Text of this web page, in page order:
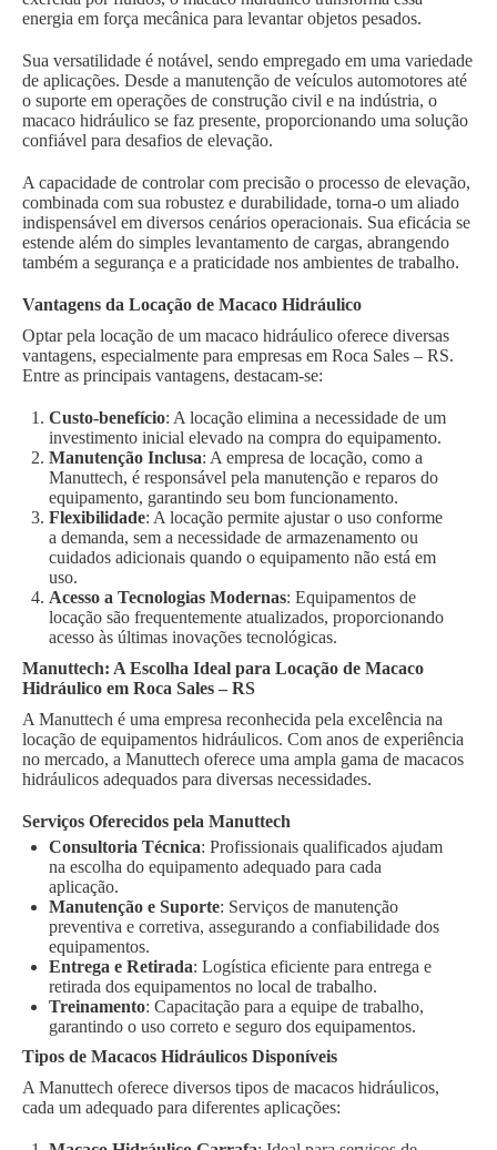
energia em força mecânica para levantar objetos pesados.
Sua versatilidade é notável, sendo empregado em uma variedade
de aplicações. Desde a manutenção de veículos automotores até
o suporte em operações de construção civil e na indústria, o
macaco hidráulico se faz presente, proporcionando uma solução
confiável para desafios de elevação.
A capacidade de controlar com precisão o processo de elevação,
combinada com sua robustez e durabilidade, torna-o um aliado
indispensável em diversos cenários operacionais. Sua eficácia se
estende além do simples levantamento de cargas, abrangendo
também a segurança e a praticidade nos ambientes de trabalho.
Vantagens da Locação de Macaco Hidráulico
Optar pela locação de um macaco hidráulico oferece diversas
vantagens, especialmente para empresas em Roca Sales – RS.
Entre as principais vantagens, destacam-se:
Custo-benefício: A locação elimina a necessidade de um
investimento inicial elevado na compra do equipamento.
Manutenção Inclusa: A empresa de locação, como a
Manuttech, é responsável pela manutenção e reparos do
equipamento, garantindo seu bom funcionamento.
Flexibilidade: A locação permite ajustar o uso conforme
a demanda, sem a necessidade de armazenamento ou
cuidados adicionais quando o equipamento não está em
uso.
Acesso a Tecnologias Modernas: Equipamentos de
locação são frequentemente atualizados, proporcionando
acesso às últimas inovações tecnológicas.
Manuttech: A Escolha Ideal para Locação de Macaco
Hidráulico em Roca Sales – RS
A Manuttech é uma empresa reconhecida pela excelência na
locação de equipamentos hidráulicos. Com anos de experiência
no mercado, a Manuttech oferece uma ampla gama de macacos
hidráulicos adequados para diversas necessidades.
Serviços Oferecidos pela Manuttech
Consultoria Técnica: Profissionais qualificados ajudam
na escolha do equipamento adequado para cada
aplicação.
Manutenção e Suporte: Serviços de manutenção
preventiva e corretiva, assegurando a confiabilidade dos
equipamentos.
Entrega e Retirada: Logística eficiente para entrega e
retirada dos equipamentos no local de trabalho.
Treinamento: Capacitação para a equipe de trabalho,
garantindo o uso correto e seguro dos equipamentos.
Tipos de Macacos Hidráulicos Disponíveis
A Manuttech oferece diversos tipos de macacos hidráulicos,
cada um adequado para diferentes aplicações: